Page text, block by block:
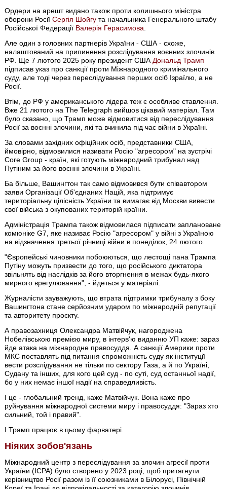
Ордери на арешт видано також проти колишнього міністра
оборони РосіїСергія Шойгу та начальника Генерального штабу
Російської Федерації Валерія Герасимова
Але один з головних партнерів України - США - схоже,
налаштований на припинення розслідування воєнних злочинів
РФ. Ще 7 лютого 2025 року президент США Дональд Трамп
підписав указ про санкції проти Міжнародного кримінального
суду, але тоді через переслідування перших осіб Ізраїлю, а не
Росії.
Втім, до РФ у американського лідера теж є особливе ставлення.
Вже 21 лютого на The Telegraph вийшов цікавий матеріал. Там
було сказано, що Трамп може відмовитися від переслідування
Росії за воєнні злочини, які та вчинила під час війни в Україні.
За словами західних офіційних осіб, представники США,
ймовірно, відмовилися називати Росію "агресором" на зустрічі
Core Group - країн, які готують міжнародний трибунал над
Путіним за його воєнні злочини в Україні.
Ба більше, Вашингтон так само відмовився бути співавтором
заяви Організації Об'єднаних Націй, яка підтримує
територіальну цілісність України та вимагає від Москви вивести
свої війська з окупованих територій країни.
Адміністрація Трампа також відмовилася підписати заплановане
комюніке G7, яке називає Росію "агресором" у війні з Україною
на відзначення третьої річниці війни в понеділок, 24 лютого.
"Європейські чиновники побоюються, що лестощі пана Трампа
Путіну можуть призвести до того, що російського диктатора
звільнять від наслідків за його вторгнення в межах будь-якого
мирного врегулювання", - йдеться у матеріалі.
Журналісти зауважують, що втрата підтримки трибуналу з боку
Вашингтона стане серйозним ударом по міжнародній репутації
та авторитету проєкту.
А правозахниця Олександра Матвійчук, нагороджена
Нобелівською премією миру, в інтерв'ю виданню УП каже: зараз
йде атака на міжнародне правосуддя. А санкції Америки проти
МКС поставлять під питання спроможність суду як інституції
вести розслідування не тільки по сектору Газа, а й по Україні,
Судану та інших, для кого цей суд - по суті, суд останньої надії,
бо у них немає іншої надії на справедливість.
І це - глобальний тренд, каже Матвійчук. Вона каже про
руйнування міжнародної системи миру і правосуддя: "Зараз хто
сильний, той і правий".
І Трамп працює в цьому фарватері.
Ніяких зобов'язань
Міжнародний центр з переслідування за злочин агресії проти
України (ICPA) було створено у 2023 році, щоб притягнути
керівництво Росії разом із її союзниками в Білорусі, Північній